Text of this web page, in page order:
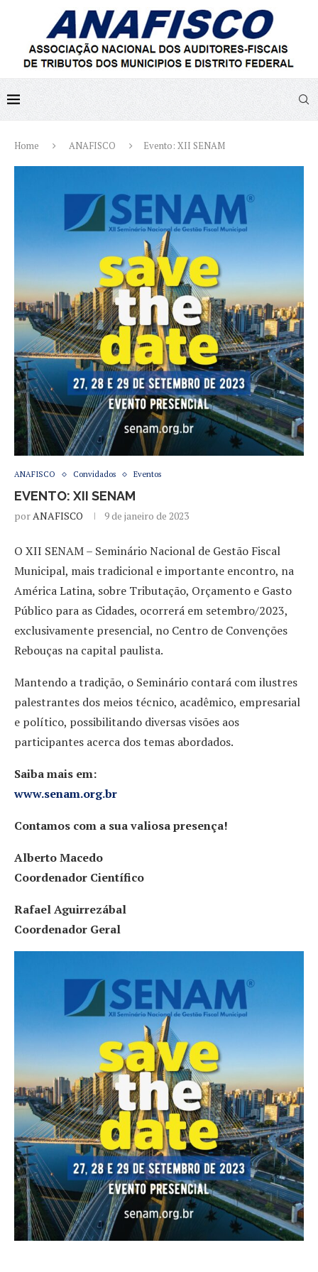
Home ANAFISCO Evento: XII SENAM
ANAFISCO Convidados Eventos
EVENTO: XII SENAM
porANAFISCO 9 de janeiro de 2023
O XII SENAM – Seminário Nacional de Gestão Fiscal
Municipal, mais tradicional e importante encontro, na
América Latina, sobre Tributação, Orçamento e Gasto
Público para as Cidades, ocorrerá em setembro/2023,
exclusivamente presencial, no Centro de Convenções
Rebouças na capital paulista.
Mantendo a tradição, o Seminário contará com ilustres
palestrantes dos meios técnico, acadêmico, empresarial
e político, possibilitando diversas visões aos
participantes acerca dos temas abordados.
Saiba mais em:
www.senam.org.br
Contamos com a sua valiosa presença!
Alberto Macedo
Coordenador Científico
Rafael Aguirrezábal
Coordenador Geral